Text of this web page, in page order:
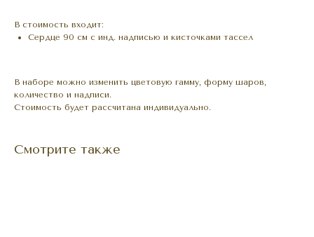
В стоимость входит:
Сердце 90 см с инд. надписью и кисточками тассел
В наборе можно изменить цветовую гамму, форму шаров,
количество и надписи.
Стоимость будет рассчитана индивидуально.
Смотрите также